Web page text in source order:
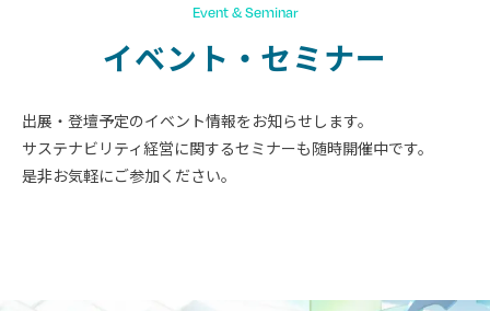
Event & Seminar
イベント・セミナー
出展・登壇予定のイベント情報をお知らせします。
サステナビリティ経営に関するセミナーも随時開催中です。
是非お気軽にご参加ください。